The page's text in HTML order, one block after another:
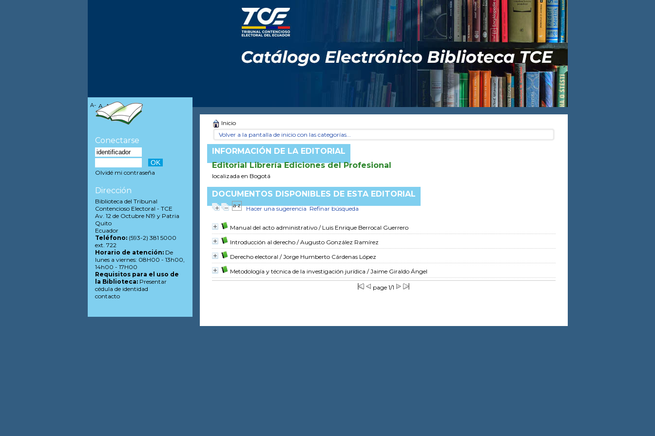
Inicio
Volver a la pantalla de inicio con las categorías...
INFORMACIÓN DE LA EDITORIAL
Editorial Librería Ediciones del Profesional
localizada en Bogotá
DOCUMENTOS DISPONIBLES DE ESTA EDITORIAL
Hacer una sugerencia Refinar búsqueda
Manual del acto administrativo/ Luis Enrique Berrocal Guerrero
Introducción al derecho/ Augusto González Ramírez
Derecho electoral / Jorge Humberto Cárdenas López
Metodología y técnica de la investigación jurídica / Jaime Giraldo Ángel
page 1/1
A- A A+
Conectarse
Olvidé mi contraseña
Dirección
Biblioteca del Tribunal
Contencioso Electoral - TCE
Av. 12 de Octubre N19 y Patria
Quito
Ecuador
Teléfono:(593-2) 381 5000
ext. 722
Horario de atención:De
lunes a viernes: 08H00 - 13h00,
14h00 - 17H00
Requisitos para el uso de
la Biblioteca:Presentar
cédula de identidad
contacto